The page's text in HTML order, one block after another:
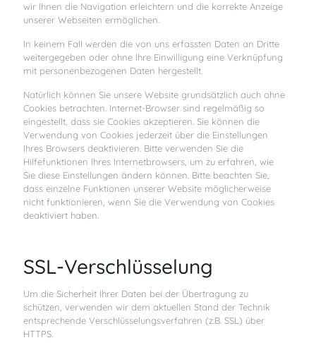
wir Ihnen die Navigation erleichtern und die korrekte Anzeige
unserer Webseiten ermöglichen.
In keinem Fall werden die von uns erfassten Daten an Dritte
weitergegeben oder ohne Ihre Einwilligung eine Verknüpfung
mit personenbezogenen Daten hergestellt.
Natürlich können Sie unsere Website grundsätzlich auch ohne
Cookies betrachten. Internet-Browser sind regelmäßig so
eingestellt, dass sie Cookies akzeptieren. Sie können die
Verwendung von Cookies jederzeit über die Einstellungen
Ihres Browsers deaktivieren. Bitte verwenden Sie die
Hilfefunktionen Ihres Internetbrowsers, um zu erfahren, wie
Sie diese Einstellungen ändern können. Bitte beachten Sie,
dass einzelne Funktionen unserer Website möglicherweise
nicht funktionieren, wenn Sie die Verwendung von Cookies
deaktiviert haben.
SSL-Verschlüsselung
Um die Sicherheit Ihrer Daten bei der Übertragung zu
schützen, verwenden wir dem aktuellen Stand der Technik
entsprechende Verschlüsselungsverfahren (z.B. SSL) über
HTTPS.